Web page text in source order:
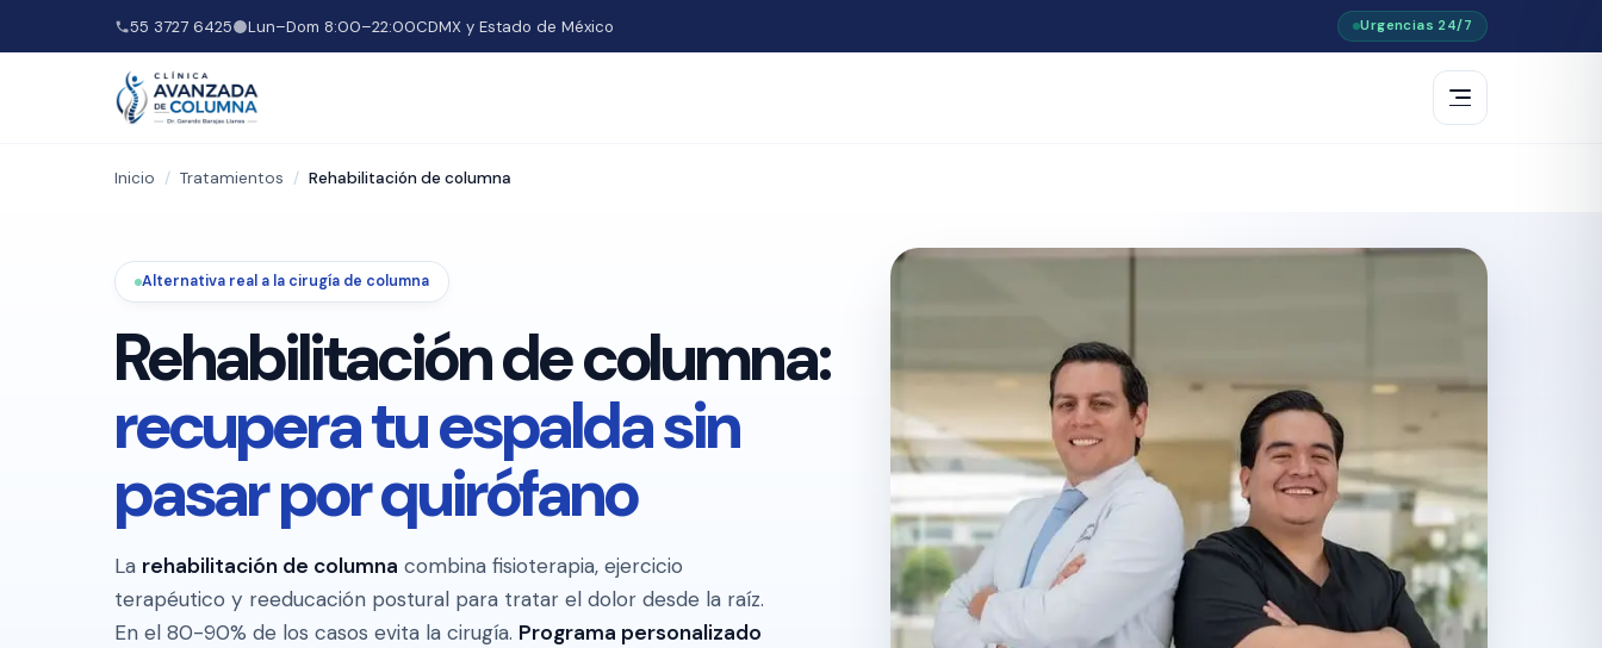
55 3727 6425 Lun–Dom 8:00–22:00CDMX y Estado de México Urgencias 24/7
Inicio / Tratamientos / Rehabilitación de columna
Alternativa real a la cirugía de columna
Rehabilitación de columna:
recupera tu espalda sin
pasar por quirófano
La rehabilitación de columna combina fisioterapia, ejercicio
terapéutico y reeducación postural para tratar el dolor desde la raíz.
En el 80-90% de los casos evita la cirugía. Programa personalizado